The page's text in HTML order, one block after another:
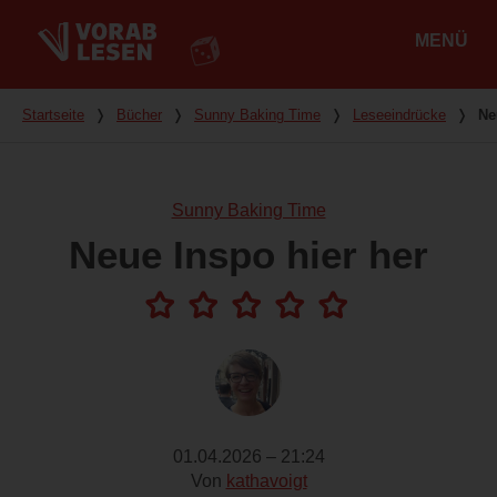
MENÜ
Du bist hier
Startseite ❭ Bücher ❭ Sunny Baking Time ❭ Leseeindrücke ❭
Sunny Baking Time
Neue Inspo hier her
01.04.2026 – 21:24
Von kathavoigt